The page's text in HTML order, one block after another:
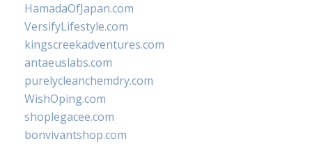
HamadaOfJapan.com
VersifyLifestyle.com
kingscreekadventures.com
antaeuslabs.com
purelycleanchemdry.com
WishOping.com
shoplegacee.com
bonvivantshop.com